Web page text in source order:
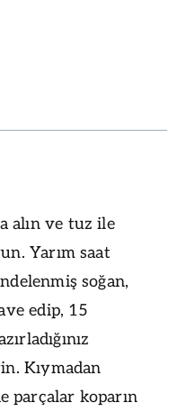
alın ve tuz ile
Yarım saat
soğan,
edip, 15
Kıymadan
parçalar koparın